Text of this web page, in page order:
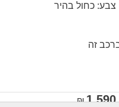
צבע: כחול בהיר
זה